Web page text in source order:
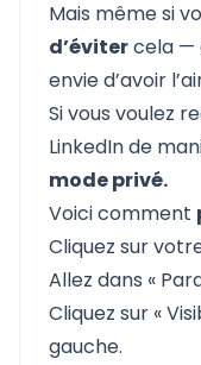
Mais même si
d’évitercela —
envie d’avoir
Si vous voulez
LinkedIn de
mode privé.
Voici comment
Cliquez sur
Allez dans «
Cliquez sur «
gauche.